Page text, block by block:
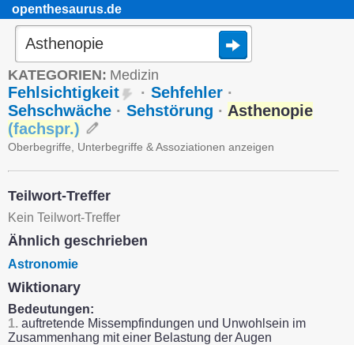
openthesaurus.de
KATEGORIEN: Medizin
Fehlsichtigkeit · Sehfehler ·
Sehschwäche · Sehstörung · Asthenopie
(fachspr.)
Oberbegriffe, Unterbegriffe & Assoziationen anzeigen
Teilwort-Treffer
Kein Teilwort-Treffer
Ähnlich geschrieben
Astronomie
Wiktionary
Bedeutungen:
1. auftretende Missempfindungen und Unwohlsein im
Zusammenhang mit einer Belastung der Augen